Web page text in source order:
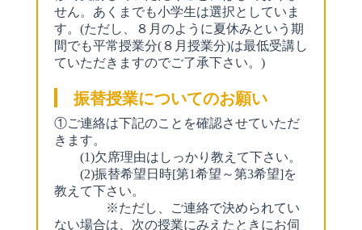
せん。あくまでも小学生は選択としていま
す。(ただし、８月のように夏休みという期
間でも平常授業分(８月授業分)は最低受講し
ていただきますのでご了承下さい。)
振替授業についてのお願い
①ご連絡は下記のことを確認させていただ
きます。
(1)欠席理由はしっかり教えて下さい。
(2)振替希望日時[第1希望～第3希望]を
教えて下さい。
※ただし、ご連絡で決められてい
ない場合は、次の授業にみえたときにお伺